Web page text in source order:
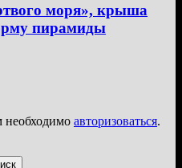
моря», крыша
пирамиды
необходимо авторизоваться.